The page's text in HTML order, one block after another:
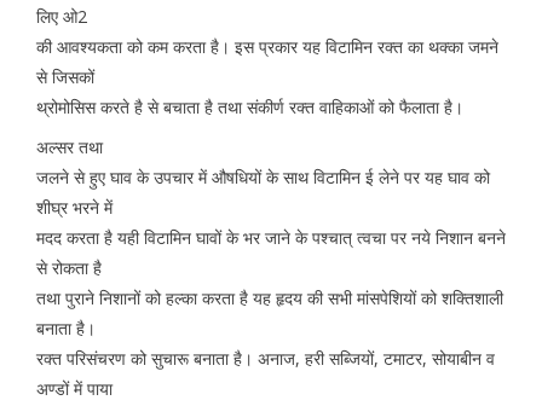
लिए ओ2
की आवश्यकता को कम करता है। इस प्रकार यह विटामिन रक्त का थक्का जमने
से जिसकों
थ्रोमोसिस करते है से बचाता है तथा संकीर्ण रक्त वाहिकाओं को फैलाता है।
अल्सर तथा
जलने से हुए घाव के उपचार में औषधियों के साथ विटामिन ई लेने पर यह घाव को
शीघ्र भरने में
मदद करता है यही विटामिन घावों के भर जाने के पश्चात् त्वचा पर नये निशान बनने
से रोकता है
तथा पुराने निशानों को हल्का करता है यह हृदय की सभी मांसपेशियों को शक्तिशाली
बनाता है।
रक्त परिसंचरण को सुचारू बनाता है। अनाज, हरी सब्जियों, टमाटर, सोयाबीन व
अण्डों में पाया